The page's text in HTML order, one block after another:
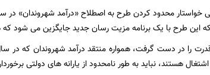
که این طرح با یک برنامه مزیت رسان جدید جایگزین می
هستند، نباید به طور نامحدود از یارانه های دولتی